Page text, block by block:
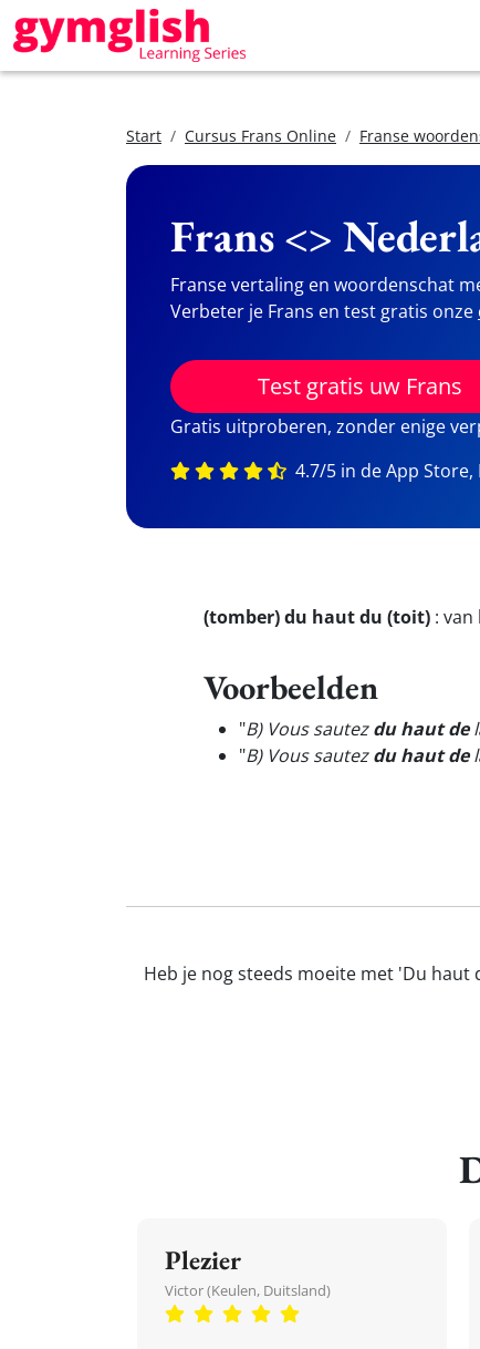
Start Cursus Frans Online Franse
Frans <>
Franse vertaling en woordenschat
Verbeter je Frans en test gratis onze
Test gratis uw Frans
Gratis uitproberen, zonder enige
4.7/5 in de App
(tomber) du haut du (toit) : van
Voorbeelden
"B) Vous sautezdu haut de
"B) Vous sautezdu haut de
Heb je nog steeds moeite met 'Du haut
Plezier
Victor (Keulen, Duitsland)